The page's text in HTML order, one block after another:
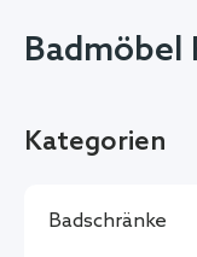
Badmöbel
Kategorien
Badschränke